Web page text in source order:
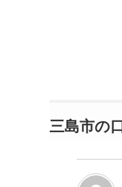
三島市の